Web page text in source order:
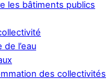
les bâtiments publics
l’eau
des collectivités